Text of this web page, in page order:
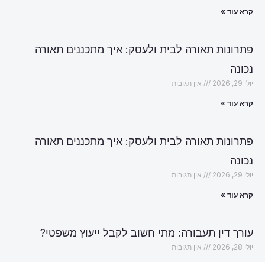
קרא עוד »
פתרונות תאורה לבית ולעסק: איך מתכננים תאורה
נכונה
יולי 29, 2026 אין תגובות
קרא עוד »
פתרונות תאורה לבית ולעסק: איך מתכננים תאורה
נכונה
יולי 29, 2026 אין תגובות
קרא עוד »
עורך דין תעבורה: מתי חשוב לקבל ייעוץ משפטי?
יולי 28, 2026 אין תגובות